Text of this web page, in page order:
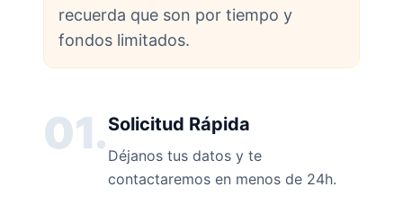
recuerda que son por tiempo y
fondos limitados.
01.Solicitud Rápida
Déjanos tus datos y te
contactaremos en menos de 24h.